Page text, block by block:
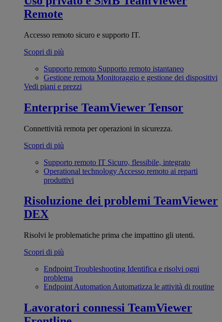
Remote
Accesso remoto sicuro e supporto IT.
Scopri di più
Supporto remoto Supporto remoto istantaneo
Gestione remota Monitoraggio e gestione dei dispositivi
Vedi piani e prezzi
Enterprise TeamViewer Tensor
Connettività remota per operazioni in sicurezza.
Scopri di più
Supporto remoto IT Sicuro, flessibile, integrato
Operational technology Accesso remoto ai reparti
produttivi
Risoluzione dei problemi TeamViewer
DEX
Risolvi le problematiche prima che impattino gli utenti.
Scopri di più
Endpoint Troubleshooting Identifica e risolvi ogni
problema
Endpoint Automation Automatizza le attività di routine
Lavoratori connessi TeamViewer